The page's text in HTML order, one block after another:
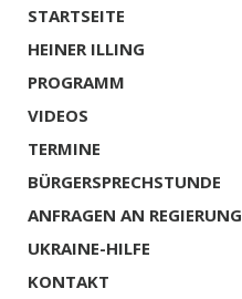
STARTSEITE
HEINER ILLING
PROGRAMM
VIDEOS
TERMINE
BÜRGERSPRECHSTUNDE
ANFRAGEN AN REGIERUNG
UKRAINE-HILFE
KONTAKT